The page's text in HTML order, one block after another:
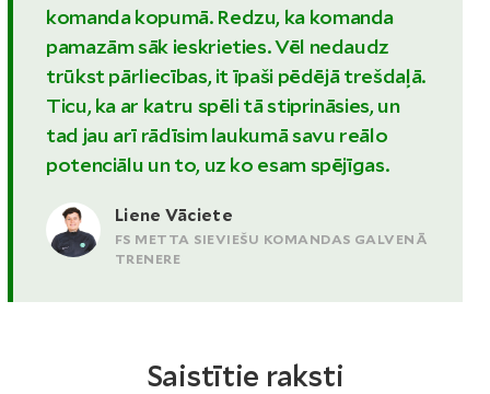
komanda kopumā. Redzu, ka komanda
pamazām sāk ieskrieties. Vēl nedaudz
trūkst pārliecības, it īpaši pēdējā trešdaļā.
Ticu, ka ar katru spēli tā stiprināsies, un
tad jau arī rādīsim laukumā savu reālo
potenciālu un to, uz ko esam spējīgas.
Liene Vāciete
FS METTA SIEVIEŠU KOMANDAS GALVENĀ
TRENERE
Saistītie raksti